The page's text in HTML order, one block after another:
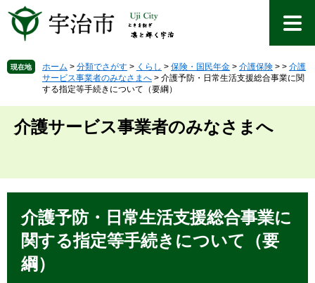
先を 現在地 ホーム > 分類でさがす > くらし > 保険・国民年金 > 介護保険 > > 介護
サービス事業者のみなさまへ > 介護予防・日常生活支援総合事業に関
する指定等手続きについて（要綱）
介護サービス事業者のみなさまへ
介護予防・日常生活支援総合事業に
関する指定等手続きについて（要
綱）